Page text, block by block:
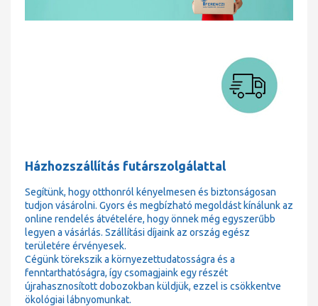
Házhozszállítás futárszolgálattal
Segítünk, hogy otthonról kényelmesen és biztonságosan
tudjon vásárolni. Gyors és megbízható megoldást kínálunk az
online rendelés átvételére, hogy önnek még egyszerűbb
legyen a vásárlás. Szállítási díjaink az ország egész
területére érvényesek.
Cégünk törekszik a környezettudatosságra és a
fenntarthatóságra, így csomagjaink egy részét
újrahasznosított dobozokban küldjük, ezzel is csökkentve
ökológiai lábnyomunkat.